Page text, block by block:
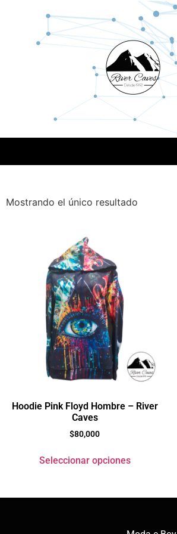
Mostrando el único resultado
Hoodie Pink Floyd Hombre – River
Caves
$80,000
Seleccionar opciones